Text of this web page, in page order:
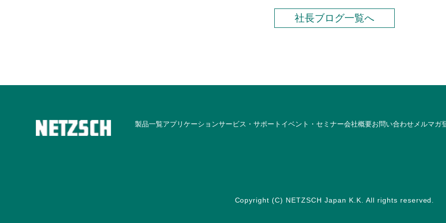
社長ブログ一覧へ
製品一覧アプリケーションサービス・サポート イベント・セミナー会社概要お問い合わせ メルマガ
Copyright (C) NETZSCH Japan K.K. All rights reserved.